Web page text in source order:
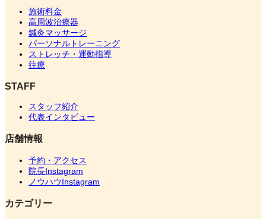
施術料金
高周波治療器
鍼灸マッサージ
パーソナルトレーニング
ストレッチ・運動指導
往療
STAFF
スタッフ紹介
代表インタビュー
店舗情報
予約・アクセス
院長Instagram
ノウハウInstagram
カテゴリー